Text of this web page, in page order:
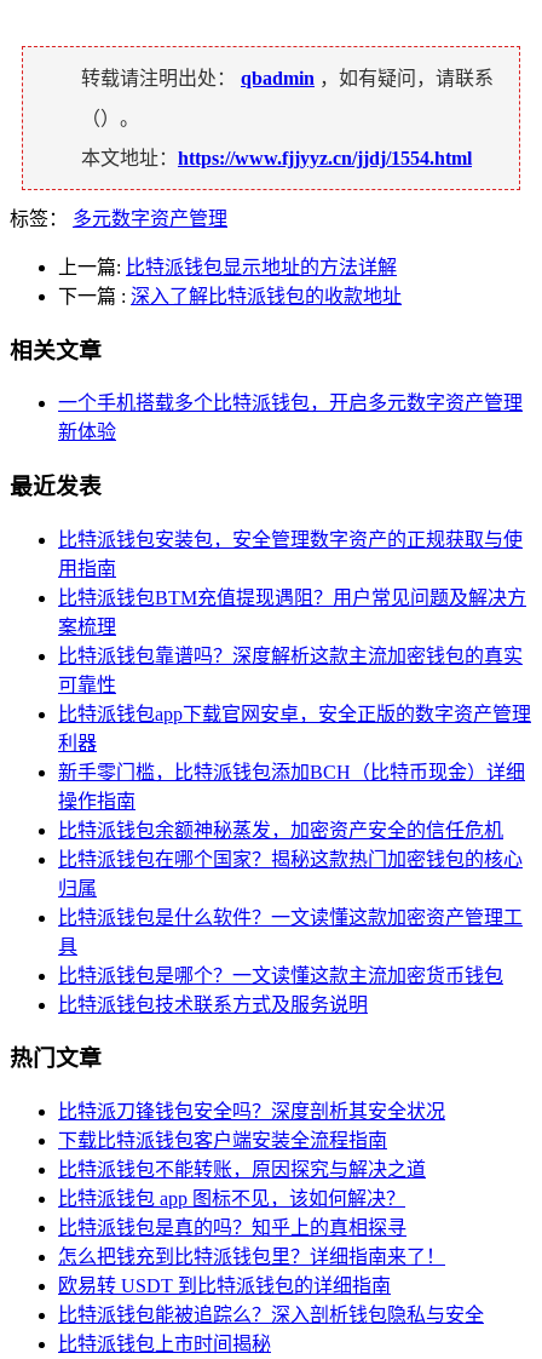
转载请注明出处： qbadmin ，如有疑问，请联系
（）。
本文地址： https://www.fjjyyz.cn/jjdj/1554.html
标签： 多元数字资产管理
上一篇: 比特派钱包显示地址的方法详解
下一篇 : 深入了解比特派钱包的收款地址
相关文章
一个手机搭载多个比特派钱包，开启多元数字资产管理
新体验
最近发表
比特派钱包安装包，安全管理数字资产的正规获取与使
用指南
比特派钱包BTM充值提现遇阻？用户常见问题及解决方
案梳理
比特派钱包靠谱吗？深度解析这款主流加密钱包的真实
可靠性
比特派钱包app下载官网安卓，安全正版的数字资产管理
利器
新手零门槛，比特派钱包添加BCH（比特币现金）详细
操作指南
比特派钱包余额神秘蒸发，加密资产安全的信任危机
比特派钱包在哪个国家？揭秘这款热门加密钱包的核心
归属
比特派钱包是什么软件？一文读懂这款加密资产管理工
具
比特派钱包是哪个？一文读懂这款主流加密货币钱包
比特派钱包技术联系方式及服务说明
热门文章
比特派刀锋钱包安全吗？深度剖析其安全状况
下载比特派钱包客户端安装全流程指南
比特派钱包不能转账，原因探究与解决之道
比特派钱包 app 图标不见，该如何解决？
比特派钱包是真的吗？知乎上的真相探寻
怎么把钱充到比特派钱包里？详细指南来了！
欧易转 USDT 到比特派钱包的详细指南
比特派钱包能被追踪么？深入剖析钱包隐私与安全
比特派钱包上市时间揭秘